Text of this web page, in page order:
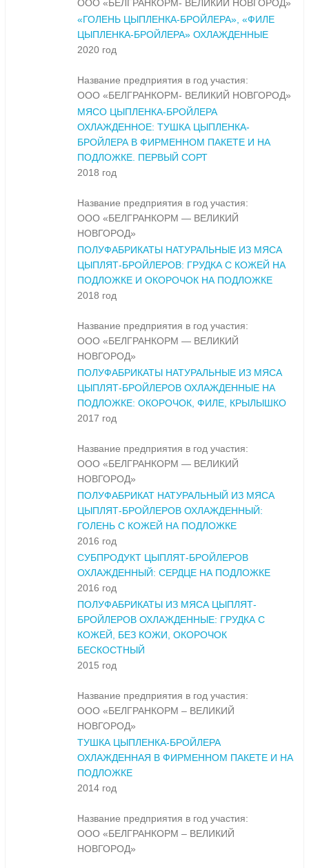
ООО «БЕЛГРАНКОРМ- ВЕЛИКИЙ НОВГОРОД»
«ГОЛЕНЬ ЦЫПЛЕНКА-БРОЙЛЕРА», «ФИЛЕ
ЦЫПЛЕНКА-БРОЙЛЕРА» ОХЛАЖДЕННЫЕ
2020 год
Название предприятия в год участия:
ООО «БЕЛГРАНКОРМ- ВЕЛИКИЙ НОВГОРОД»
МЯСО ЦЫПЛЕНКА-БРОЙЛЕРА
ОХЛАЖДЕННОЕ: ТУШКА ЦЫПЛЕНКА-
БРОЙЛЕРА В ФИРМЕННОМ ПАКЕТЕ И НА
ПОДЛОЖКЕ. ПЕРВЫЙ СОРТ
2018 год
Название предприятия в год участия:
ООО «БЕЛГРАНКОРМ — ВЕЛИКИЙ
НОВГОРОД»
ПОЛУФАБРИКАТЫ НАТУРАЛЬНЫЕ ИЗ МЯСА
ЦЫПЛЯТ-БРОЙЛЕРОВ: ГРУДКА С КОЖЕЙ НА
ПОДЛОЖКЕ И ОКОРОЧОК НА ПОДЛОЖКЕ
2018 год
Название предприятия в год участия:
ООО «БЕЛГРАНКОРМ — ВЕЛИКИЙ
НОВГОРОД»
ПОЛУФАБРИКАТЫ НАТУРАЛЬНЫЕ ИЗ МЯСА
ЦЫПЛЯТ-БРОЙЛЕРОВ ОХЛАЖДЕННЫЕ НА
ПОДЛОЖКЕ: ОКОРОЧОК, ФИЛЕ, КРЫЛЫШКО
2017 год
Название предприятия в год участия:
ООО «БЕЛГРАНКОРМ — ВЕЛИКИЙ
НОВГОРОД»
ПОЛУФАБРИКАТ НАТУРАЛЬНЫЙ ИЗ МЯСА
ЦЫПЛЯТ-БРОЙЛЕРОВ ОХЛАЖДЕННЫЙ:
ГОЛЕНЬ С КОЖЕЙ НА ПОДЛОЖКЕ
2016 год
СУБПРОДУКТ ЦЫПЛЯТ-БРОЙЛЕРОВ
ОХЛАЖДЕННЫЙ: СЕРДЦЕ НА ПОДЛОЖКЕ
2016 год
ПОЛУФАБРИКАТЫ ИЗ МЯСА ЦЫПЛЯТ-
БРОЙЛЕРОВ ОХЛАЖДЕННЫЕ: ГРУДКА С
КОЖЕЙ, БЕЗ КОЖИ, ОКОРОЧОК
БЕСКОСТНЫЙ
2015 год
Название предприятия в год участия:
ООО «БЕЛГРАНКОРМ – ВЕЛИКИЙ
НОВГОРОД»
ТУШКА ЦЫПЛЕНКА-БРОЙЛЕРА
ОХЛАЖДЕННАЯ В ФИРМЕННОМ ПАКЕТЕ И НА
ПОДЛОЖКЕ
2014 год
Название предприятия в год участия:
ООО «БЕЛГРАНКОРМ – ВЕЛИКИЙ
НОВГОРОД»